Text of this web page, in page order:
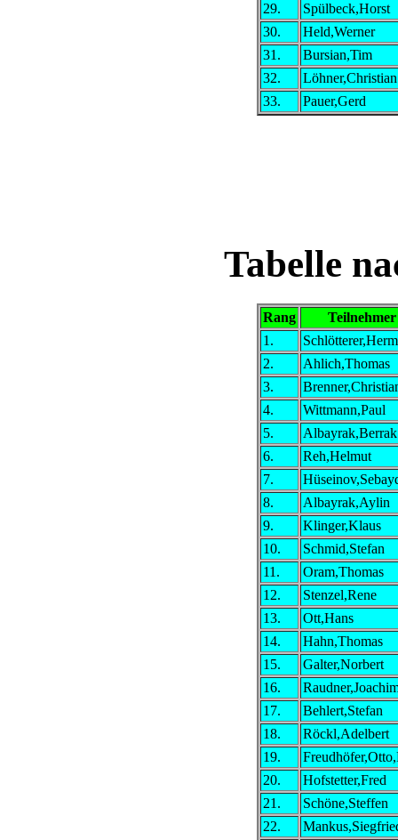
29.
Spülbeck,Horst
30.
Held,Werner
31.
Bursian,Tim
32.
Löhner,Christian
33.
Pauer,Gerd
Tabelle
Rang
Teilnehmer
1.
2.
Ahlich,Thomas
3.
4.
Wittmann,Paul
5.
Albayrak,Berrak
6.
Reh,Helmut
7.
8.
Albayrak,Aylin
9.
Klinger,Klaus
10.
Schmid,Stefan
11.
Oram,Thomas
12.
Stenzel,Rene
13.
Ott,Hans
14.
Hahn,Thomas
15.
Galter,Norbert
16.
17.
Behlert,Stefan
18.
Röckl,Adelbert
19.
20.
Hofstetter,Fred
21.
Schöne,Steffen
22.